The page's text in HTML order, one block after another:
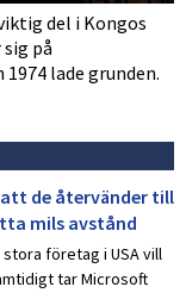
del i Kongos
på
lade grunden.
de återvänder till
mils avstånd
företag i USA vill
tar Microsoft